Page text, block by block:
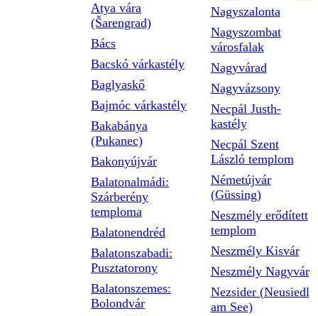
Atya vára
(Šarengrad)
Bács
Bacskó várkastély
Baglyaskő
Bajmóc várkastély
Bakabánya
(Pukanec)
Bakonyújvár
Balatonalmádi:
Szárberény
temploma
Balatonendréd
Balatonszabadi:
Pusztatorony
Balatonszemes:
Bolondvár
Nagyszalonta
Nagyszombat
városfalak
Nagyvárad
Nagyvázsony
Necpál Justh-
kastély
Necpál Szent
László templom
Németújvár
(Güssing)
Neszmély erődített
templom
Neszmély Kisvár
Neszmély Nagyvár
Nezsider (Neusiedl
am See)